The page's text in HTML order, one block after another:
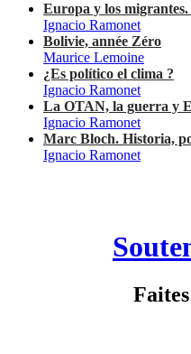
Europa y los
Ignacio Ramonet
Bolivie, année Zéro
Maurice Lemoine
¿Es político el clima ?
Ignacio Ramonet
La OTAN, la guerra y
Ignacio Ramonet
Marc Bloch. Historia,
Ignacio Ramonet